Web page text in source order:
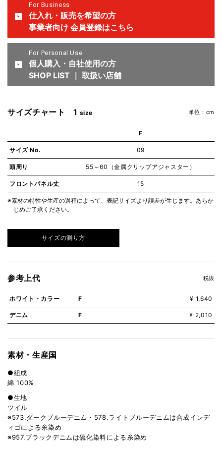
For Business
仕入れ・販売を希望の方
事業者向け 会員登録はこちら
For Personal Use
個人購入・自社使用の方
SHOP LIST ｜ 取扱い店舗
サイズチャート 1 size 単位：cm
F
サイズ No. 09
頭周り 55～60（金属クリップアジャスター）
フロントパネル丈 15
※素材の特性や生産の過程によって、表記サイズより誤差が生じます。あらか
じめご了承ください。
サイズの測り方
参考上代 税抜
ホワイト・カラー F ¥ 1,640
デニム F ¥ 2,010
素材・生産国
●組成
綿 100%
●生地
ツイル
※573.ダークブルーデニム・578.ライトブルーデニムは合成インデ
ィゴによる糸染め
※957.ブラックデニムは硫化染料による糸染め